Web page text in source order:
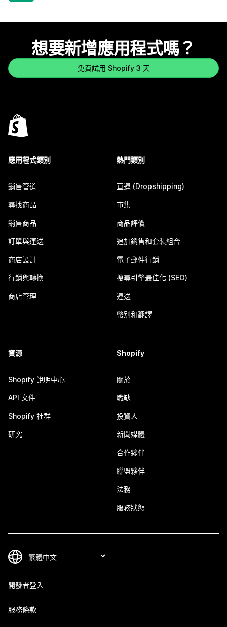
想要新增應用程式嗎？
免費試用 Shopify 3 天
應用程式類別
銷售管道
尋找商品
銷售商品
訂單與運送
商店設計
行銷與轉換
商店管理
熱門類別
直運 (Dropshipping)
市集
商品評價
追加銷售和套裝組合
電子郵件行銷
搜尋引擎最佳化 (SEO)
運送
幣別和翻譯
資源
Shopify 說明中心
API 文件
Shopify 社群
研究
Shopify
關於
職缺
投資人
新聞媒體
合作夥伴
聯盟夥伴
法務
服務狀態
開發者登入
服務條款